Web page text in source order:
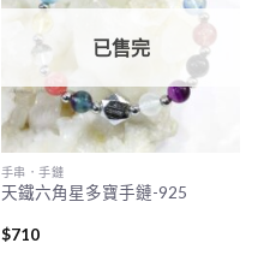
已售完
手串．手鏈
天鐵六角星多寶手鏈-925
$710